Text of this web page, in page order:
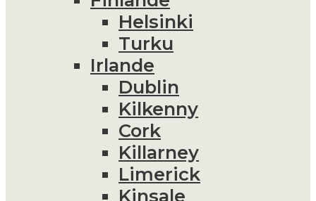
Helsinki
Turku
Irlande
Dublin
Kilkenny
Cork
Killarney
Limerick
Kinsale